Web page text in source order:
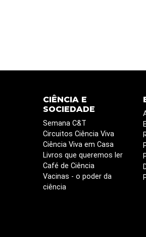
CIÊNCIA E
SOCIEDADE
Semana C&T
Circuitos Ciência Viva
Ciência Viva em Casa
Livros que queremos ler
Café de Ciência
Vacinas - o poder da
ciência